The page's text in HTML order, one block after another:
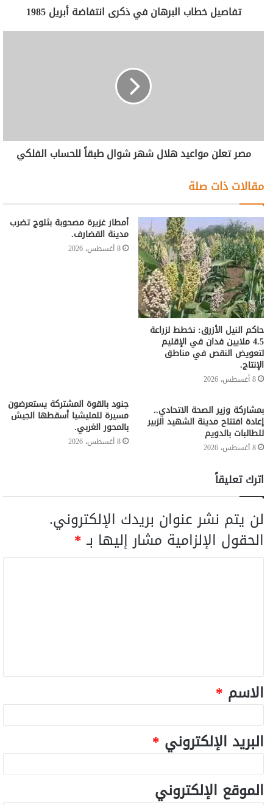
تفاصيل خطاب البرهان في ذكرى انتفاضة أبريل 1985
مصر تعلن مواعيد هلال شهر شوال طبقاً للحساب الفلكي
مقالات ذات صلة
حاكم النيل الأزرق: نخطط لزراعة
4.5 ملايين فدان في الإقليم
لتعويض النقص في مناطق
الإنتاج.
8 أغسطس، 2026
أمطار غزيرة مصحوبة بثلوج تضرب
مدينة القضارف.
8 أغسطس، 2026
بمشاركة وزير الصحة الاتحادي..
إعادة افتتاح مدينة الشهيد الزبير
للطالبات بالدويم
8 أغسطس، 2026
جنود بالقوة المشتركة يستعرضون
مسيرة للمليشيا أسقطها الجيش
بالمحور الغربي.
8 أغسطس، 2026
اترك تعليقاً
لن يتم نشر عنوان بريدك الإلكتروني.
الحقول الإلزامية مشار إليها بـ*
الاسم *
البريد الإلكتروني *
الموقع الإلكتروني